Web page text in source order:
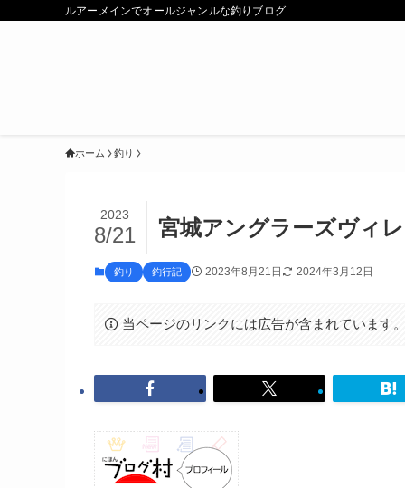
ルアーメインでオールジャンルな釣りブログ
ホーム 釣り
宮城アングラーズヴィ
2023
8/21
釣り 釣行記 2023年8月21日 2024年3月12日
当ページのリンクには広告が含まれています。